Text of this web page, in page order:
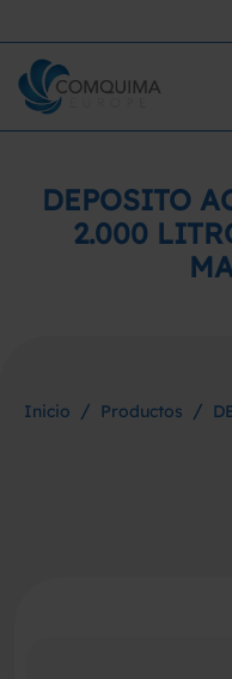
DEPOSITO
2.000
Inicio / Productos /